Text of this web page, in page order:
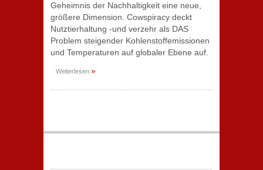
Geheimnis der Nachhaltigkeit eine neue,
größere Dimension. Cowspiracy deckt
Nutztierhaltung -und verzehr als DAS
Problem steigender Kohlenstoffemissionen
und Temperaturen auf globaler Ebene auf.
Weiterlesen »